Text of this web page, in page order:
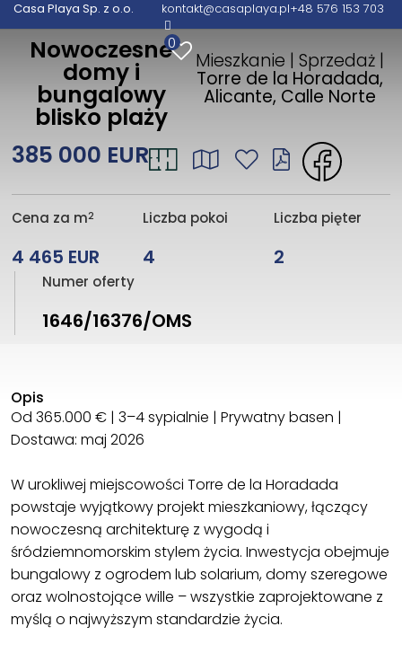
Casa Playa Sp. z o.o. kontakt@casaplaya.pl+48 576 153 703
0
Nowoczesne
domy i
bungalowy
blisko plaży
Mieszkanie | Sprzedaż |
Torre de la Horadada,
Alicante, Calle Norte
385 000 EUR
Cena za m2
4 465 EUR
Liczba pokoi
4
Liczba pięter
2
Numer oferty
1646/16376/OMS
Opis
Od 365.000 € | 3–4 sypialnie | Prywatny basen |
Dostawa: maj 2026
W urokliwej miejscowości Torre de la Horadada
powstaje wyjątkowy projekt mieszkaniowy, łączący
nowoczesną architekturę z wygodą i
śródziemnomorskim stylem życia. Inwestycja obejmuje
bungalowy z ogrodem lub solarium, domy szeregowe
oraz wolnostojące wille – wszystkie zaprojektowane z
myślą o najwyższym standardzie życia.